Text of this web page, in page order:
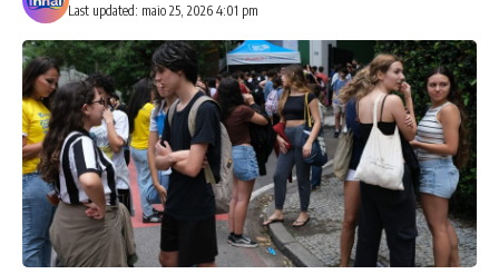
Last updated: maio 25, 2026 4:01 pm